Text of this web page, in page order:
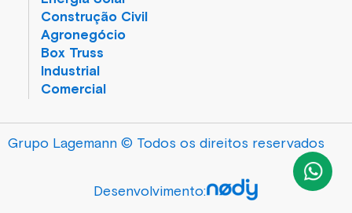
Construção Civil
Agronegócio
Box Truss
Industrial
Comercial
Grupo Lagemann © Todos os direitos reservados
Desenvolvimento: